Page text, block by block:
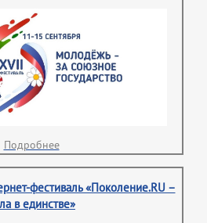
Подробнее
фестиваль «Поколение.RU –
в единстве»